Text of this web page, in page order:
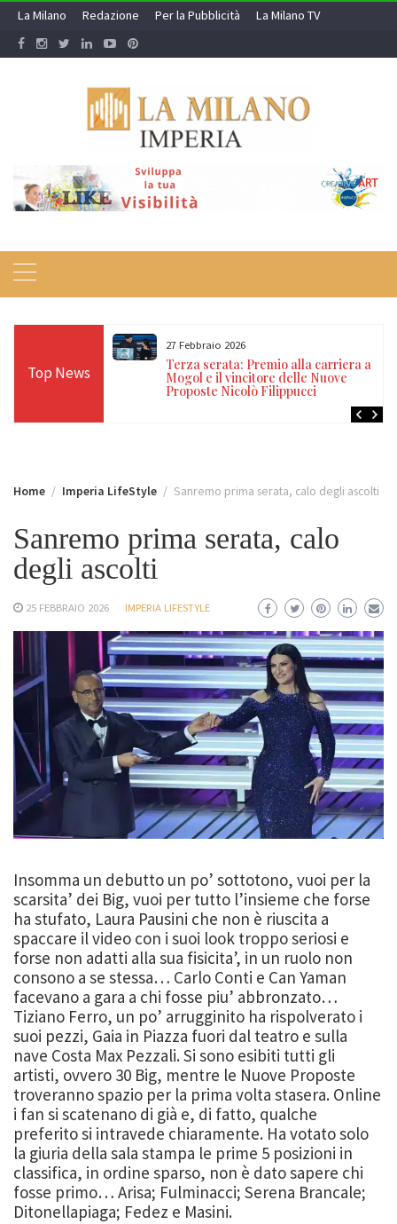
Skip
content
La Milano Redazione Per la Pubblicità La Milano TV
Top News
stretta dei
un arresto per
27 Febbraio 2026
Terza serata: Premio alla carriera a
Mogol e il vincitore delle Nuove
Proposte Nicolò Filippucci
Home Imperia LifeStyle Sanremo prima serata, calo degli ascolti
Sanremo prima serata, calo
degli ascolti
25 FEBBRAIO 2026 IMPERIA LIFESTYLE
Insomma un debutto un po’ sottotono, vuoi per la
scarsita’ dei Big, vuoi per tutto l’insieme che forse
ha stufato, Laura Pausini che non è riuscita a
spaccare il video con i suoi look troppo seriosi e
forse non adatti alla sua fisicita’, in un ruolo non
consono a se stessa… Carlo Conti e Can Yaman
facevano a gara a chi fosse piu’ abbronzato…
Tiziano Ferro, un po’ arrugginito ha rispolverato i
suoi pezzi, Gaia in Piazza fuori dal teatro e sulla
nave Costa Max Pezzali. Si sono esibiti tutti gli
artisti, ovvero 30 Big, mentre le Nuove Proposte
troveranno spazio per la prima volta stasera. Online
i fan si scatenano di già e, di fatto, qualche
preferito si intravede chiaramente. Ha votato solo
la giuria della sala stampa le prime 5 posizioni in
classifica, in ordine sparso, non è dato sapere chi
fosse primo… Arisa; Fulminacci; Serena Brancale;
Ditonellapiaga; Fedez e Masini.